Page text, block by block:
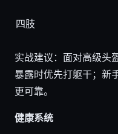
四肢
实战建议：面对高级头
暴露时优先打躯干；新
更可靠。
健康系统